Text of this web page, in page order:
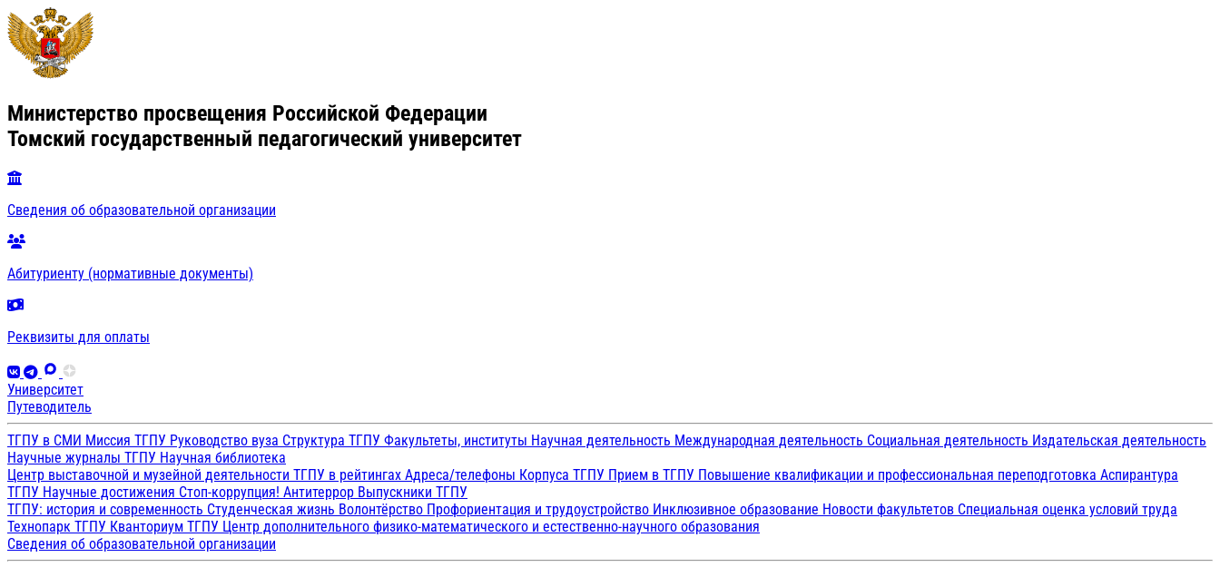
Министерство просвещения Российской Федерации
Томский государственный педагогический университет
Сведения об образовательной организации
Абитуриенту (нормативные документы)
Реквизиты для оплаты
Университет
Путеводитель
ТГПУ в СМИ Миссия ТГПУ Руководство вуза Структура ТГПУ Факультеты, институты Научная деятельность Международная деятельность Социальная деятельность Издательская деятельность
Научные журналы ТГПУ Научная библиотека
Центр выставочной и музейной деятельности ТГПУ в рейтингах Адреса/телефоны Корпуса ТГПУ Прием в ТГПУ Повышение квалификации и профессиональная переподготовка Аспирантура
ТГПУ Научные достижения Стоп-коррупция! Антитеррор Выпускники ТГПУ
ТГПУ: история и современность Студенческая жизнь Волонтёрство Профориентация и трудоустройство Инклюзивное образование Новости факультетов Специальная оценка условий труда
Технопарк ТГПУ Кванториум ТГПУ Центр дополнительного физико-математического и естественно-научного образования
Сведения об образовательной организации